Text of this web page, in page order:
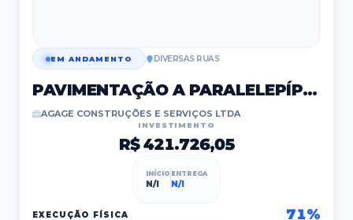
EM ANDAMENTO DIVERSAS RUAS
PAVIMENTAÇÃO A PARALELEPÍPEDO
AGAGE CONSTRUÇÕES E SERVIÇOS LTDA
INVESTIMENTO
R$ 421.726,05
INÍCIO
N/I
ENTREGA
N/I
EXECUÇÃO FÍSICA 71%